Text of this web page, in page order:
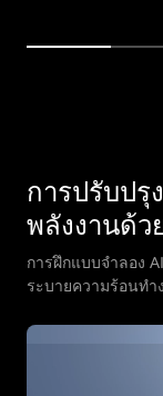
การปรับปรุ
พลังงานด้ว
การฝึกแบบจำลอง
ระบายความร้อนทำ